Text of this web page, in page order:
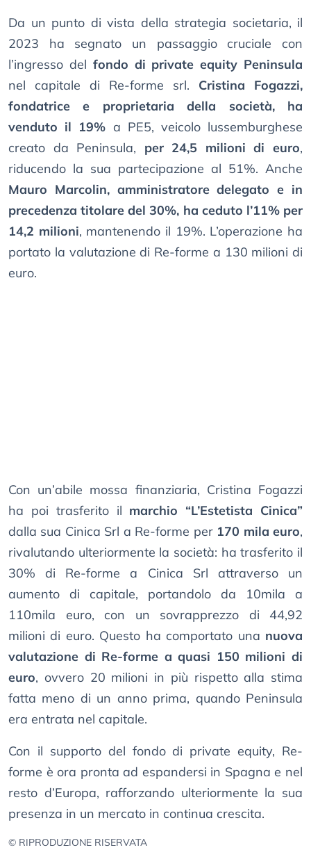
Da un punto di vista della strategia societaria, il
2023 ha segnato un passaggio cruciale con
l’ingresso del fondo di private equity Peninsula
nel capitale di Re-forme srl. Cristina Fogazzi,
fondatrice e proprietaria della società, ha
venduto il 19% a PE5, veicolo lussemburghese
creato da Peninsula, per 24,5 milioni di euro,
riducendo la sua partecipazione al 51%. Anche
Mauro Marcolin, amministratore delegato e in
precedenza titolare del 30%, ha ceduto l’11% per
14,2 milioni, mantenendo il 19%. L’operazione ha
portato la valutazione di Re-forme a 130 milioni di
euro.
Con un’abile mossa finanziaria, Cristina Fogazzi
ha poi trasferito il marchio “L’Estetista Cinica”
dalla sua Cinica Srl a Re-forme per 170 mila euro,
rivalutando ulteriormente la società: ha trasferito il
30% di Re-forme a Cinica Srl attraverso un
aumento di capitale, portandolo da 10mila a
110mila euro, con un sovrapprezzo di 44,92
milioni di euro. Questo ha comportato una nuova
valutazione di Re-forme a quasi 150 milioni di
euro, ovvero 20 milioni in più rispetto alla stima
fatta meno di un anno prima, quando Peninsula
era entrata nel capitale.
Con il supporto del fondo di private equity, Re-
forme è ora pronta ad espandersi in Spagna e nel
resto d’Europa, rafforzando ulteriormente la sua
presenza in un mercato in continua crescita.
© RIPRODUZIONE RISERVATA